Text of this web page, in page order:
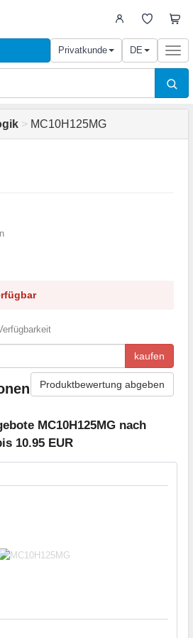
Privatkunde DE
> MC10H125MG
kaufen
Produktbewertung abgeben
MC10H125MG nach
10.95 EUR